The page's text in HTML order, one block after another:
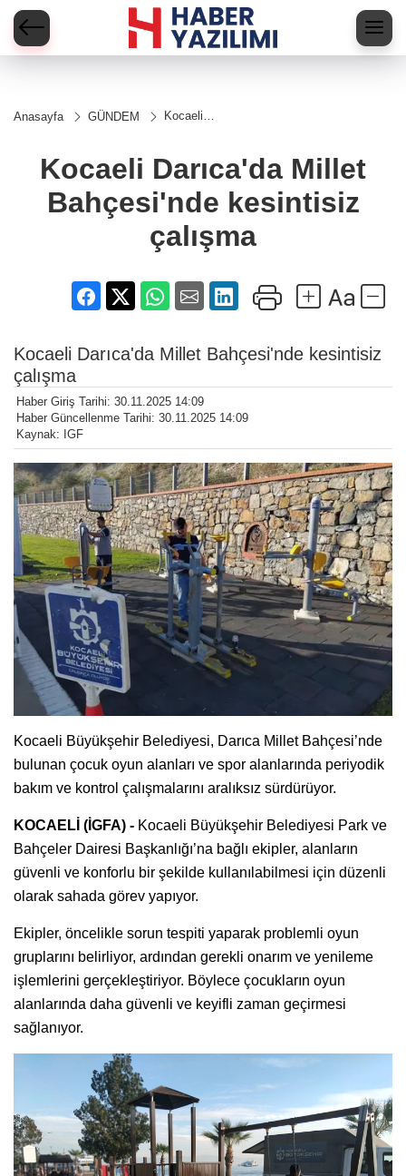
Anasayfa GÜNDEM
Kocaeli
Bahçesi'nde
kesintisiz
Kocaeli Darıca'da Millet
Bahçesi'nde kesintisiz
çalışma
Kocaeli Darıca'da Millet Bahçesi'nde kesintisiz
çalışma
Haber Giriş Tarihi: 30.11.2025 14:09
Haber Güncellenme Tarihi: 30.11.2025 14:09
Kaynak: IGF
Kocaeli Büyükşehir Belediyesi, Darıca Millet Bahçesi’nde
bulunan çocuk oyun alanları ve spor alanlarında periyodik
bakım ve kontrol çalışmalarını aralıksız sürdürüyor.
KOCAELİ (İGFA) - Kocaeli Büyükşehir Belediyesi Park ve
Bahçeler Dairesi Başkanlığı’na bağlı ekipler, alanların
güvenli ve konforlu bir şekilde kullanılabilmesi için düzenli
olarak sahada görev yapıyor.
Ekipler, öncelikle sorun tespiti yaparak problemli oyun
gruplarını belirliyor, ardından gerekli onarım ve yenileme
işlemlerini gerçekleştiriyor. Böylece çocukların oyun
alanlarında daha güvenli ve keyifli zaman geçirmesi
sağlanıyor.